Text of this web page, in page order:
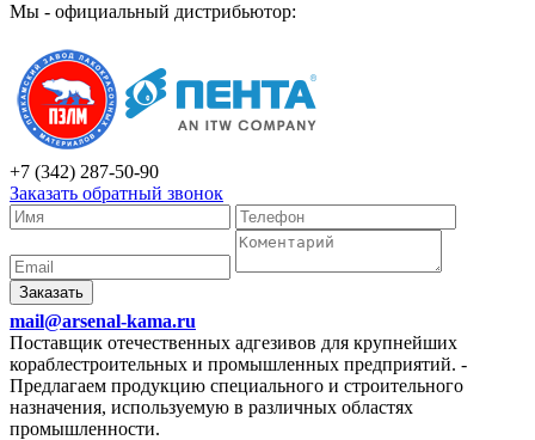
Мы - официальный дистрибьютор:
+7 (342) 287-50-90
Заказать обратный звонок
Заказать
mail@arsenal-kama.ru
Поставщик отечественных адгезивов для крупнейших
кораблестроительных и промышленных предприятий. -
Предлагаем продукцию специального и строительного
назначения, используемую в различных областях
промышленности.